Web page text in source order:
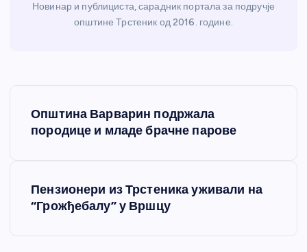
Новинар и публициста, сарадник портала за подручје
општине Трстеник од 2016. године.
Општина Варварин подржала
породице и младе брачне парове
Пензионери из Трстеника уживали на
“Грожђебалу” у Вршцу